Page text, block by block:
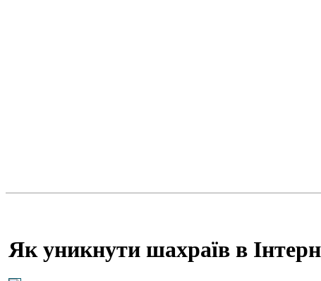
Як уникнути шахраїв в